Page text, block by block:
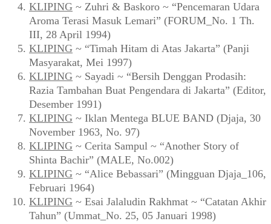
KLIPING ~ Zuhri & Baskoro ~ “Pencemaran Udara
Aroma Terasi Masuk Lemari” (FORUM_No. 1 Th.
III, 28 April 1994)
KLIPING ~ “Timah Hitam di Atas Jakarta” (Panji
Masyarakat, Mei 1997)
KLIPING ~ Sayadi ~ “Bersih Denggan Prodasih:
Razia Tambahan Buat Pengendara di Jakarta” (Editor,
Desember 1991)
KLIPING ~ Iklan Mentega BLUE BAND (Djaja, 30
November 1963, No. 97)
KLIPING ~ Cerita Sampul ~ “Another Story of
Shinta Bachir” (MALE, No.002)
KLIPING ~ “Alice Bebassari” (Mingguan Djaja_106,
Februari 1964)
KLIPING ~ Esai Jalaludin Rakhmat ~ “Catatan Akhir
Tahun” (Ummat_No. 25, 05 Januari 1998)